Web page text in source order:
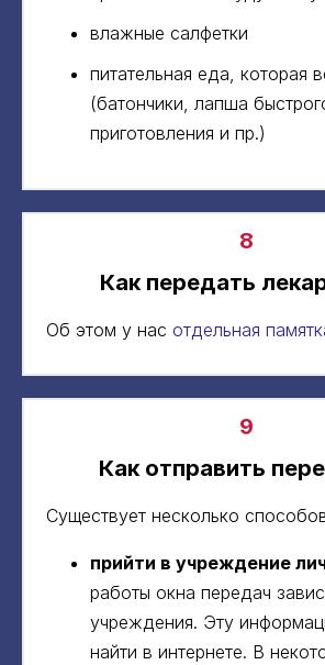
влажные салфетки
питательная еда, которая
(батончики, лапша
приготовления и пр.)
8
Как передать
Об этом у нас отдельная
9
Как отправить
Существует несколько
прийти в учреждение
работы окна передач
учреждения. Эту
найти в интернете. В